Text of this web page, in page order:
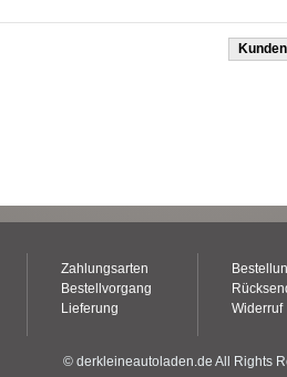
Zahlungsarten
Bestellvorgang
Lieferung
Widerruf
© derkleineautoladen.de All Rights